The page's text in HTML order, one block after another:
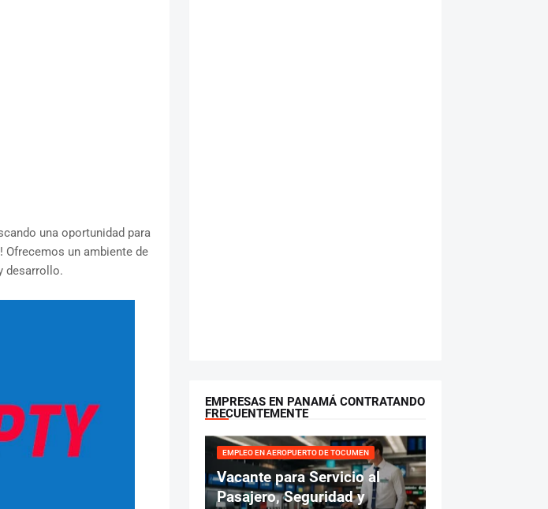
una oportunidad para
un ambiente de
desarrollo.
EMPRESAS EN PANAMÁ CONTRATANDO
FRECUENTEMENTE
EMPLEO EN AEROPUERTO DE TOCUMEN
Vacante para Servicio al
Pasajero, Seguridad y